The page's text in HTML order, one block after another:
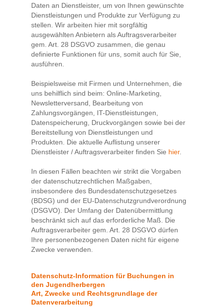
Daten an Dienstleister, um von Ihnen gewünschte
Dienstleistungen und Produkte zur Verfügung zu
stellen. Wir arbeiten hier mit sorgfältig
ausgewählten Anbietern als Auftragsverarbeiter
gem. Art. 28 DSGVO zusammen, die genau
definierte Funktionen für uns, somit auch für Sie,
ausführen.
Beispielsweise mit Firmen und Unternehmen, die
uns behilflich sind beim: Online-Marketing,
Newsletterversand, Bearbeitung von
Zahlungsvorgängen, IT-Dienstleistungen,
Datenspeicherung, Druckvorgängen sowie bei der
Bereitstellung von Dienstleistungen und
Produkten. Die aktuelle Auflistung unserer
Dienstleister / Auftragsverarbeiter finden Sie hier.
In diesen Fällen beachten wir strikt die Vorgaben
der datenschutzrechtlichen Maßgaben,
insbesondere des Bundesdatenschutzgesetzes
(BDSG) und der EU-Datenschutzgrundverordnung
(DSGVO). Der Umfang der Datenübermittlung
beschränkt sich auf das erforderliche Maß. Die
Auftragsverarbeiter gem. Art. 28 DSGVO dürfen
Ihre personenbezogenen Daten nicht für eigene
Zwecke verwenden.
Datenschutz-Information für Buchungen in
den Jugendherbergen
Art, Zwecke und Rechtsgrundlage der
Datenverarbeitung